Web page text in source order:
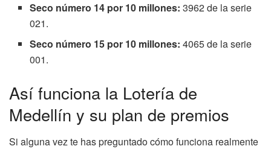
Seco número 14 por 10 millones:3962 de la serie
021.
Seco número 15 por 10 millones:4065 de la serie
001.
Así funciona la Lotería de
Medellín y su plan de premios
Si alguna vez te has preguntado cómo funciona realmente